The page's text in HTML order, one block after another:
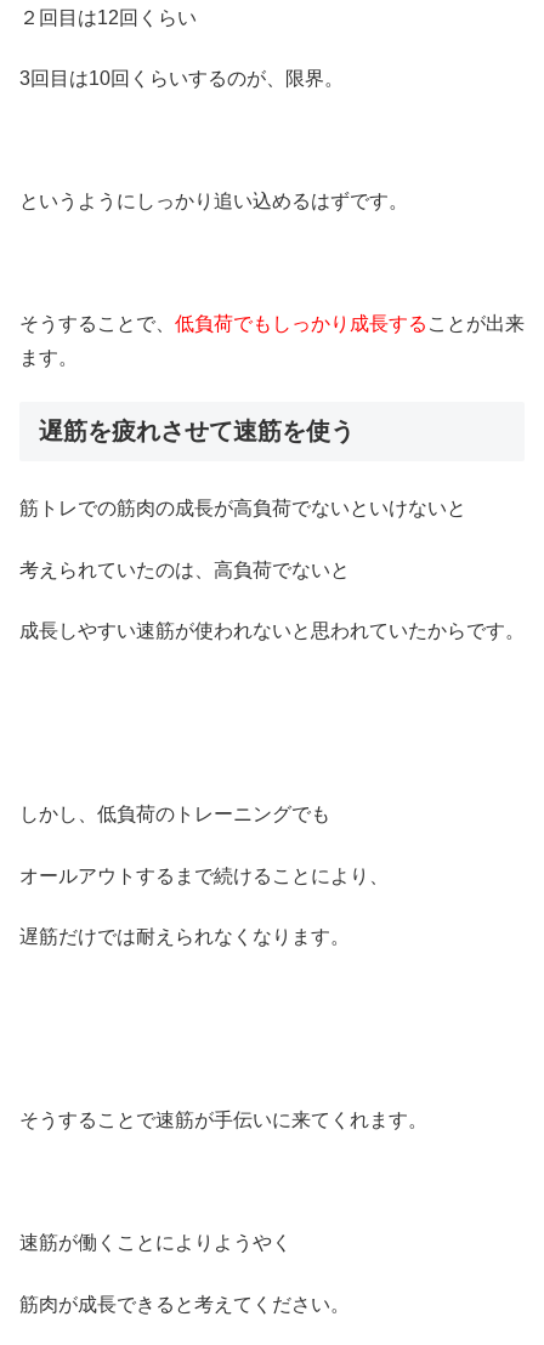
２回目は12回くらい
3回目は10回くらいするのが、限界。
というようにしっかり追い込めるはずです。
そうすることで、 低負荷でもしっかり成長する ことが出来
ます。
遅筋を疲れさせて速筋を使う
筋トレでの筋肉の成長が高負荷でないといけないと
考えられていたのは、高負荷でないと
成長しやすい速筋が使われないと思われていたからです。
しかし、低負荷のトレーニングでも
オールアウトするまで続けることにより、
遅筋だけでは耐えられなくなります。
そうすることで速筋が手伝いに来てくれます。
速筋が働くことによりようやく
筋肉が成長できると考えてください。